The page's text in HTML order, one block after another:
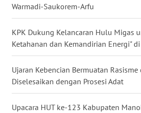
Warmadi-Saukorem-Arfu
KPK Dukung Kelancaran Hulu Migas
Ketahanan dan Kemandirian Energi"
Ujaran Kebencian Bermuatan
Diselesaikan dengan Prosesi Adat
Upacara HUT ke-123 Kabupaten
WN